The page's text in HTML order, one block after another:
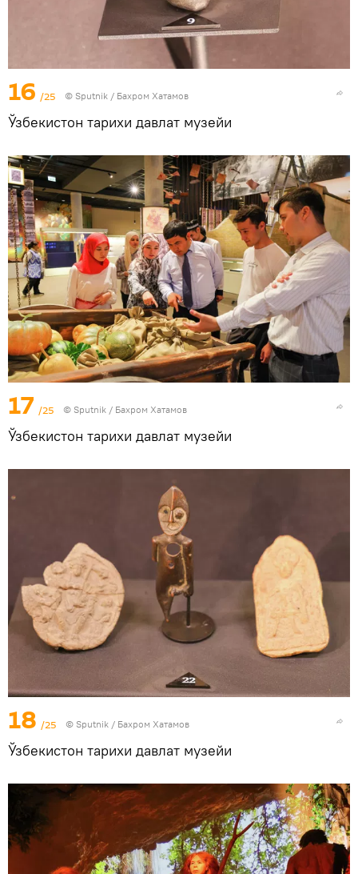
16 /25 © Sputnik / Бахром Хатамов
Ўзбекистон тарихи давлат музейи
17 /25 © Sputnik / Бахром Хатамов
Ўзбекистон тарихи давлат музейи
18 /25 © Sputnik / Бахром Хатамов
Ўзбекистон тарихи давлат музейи